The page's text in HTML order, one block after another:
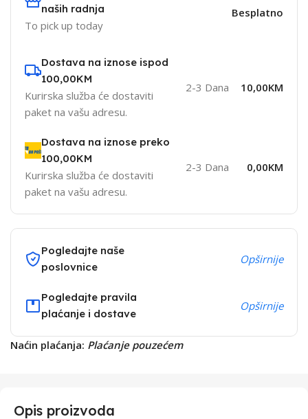
naših radnja
To pick up today
Besplatno
Dostava na iznose ispod
100,00KM
Kurirska služba će dostaviti
paket na vašu adresu.
2-3 Dana 10,00KM
Dostava na iznose preko
100,00KM
Kurirska služba će dostaviti
paket na vašu adresu.
2-3 Dana 0,00KM
Pogledajte naše
poslovnice
Opširnije
Pogledajte pravila
plaćanje i dostave
Opširnije
Naćin plaćanja: Plaćanje pouzećem
Opis proizvoda